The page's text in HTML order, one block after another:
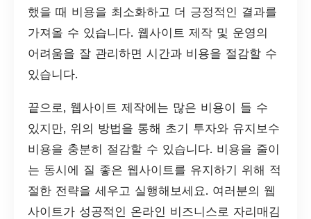
했을 때 비용을 최소화하고 더 긍정적인 결과를
가져올 수 있습니다. 웹사이트 제작 및 운영의
어려움을 잘 관리하면 시간과 비용을 절감할 수
있습니다.
끝으로, 웹사이트 제작에는 많은 비용이 들 수
있지만, 위의 방법을 통해 초기 투자와 유지보수
비용을 충분히 절감할 수 있습니다. 비용을 줄이
는 동시에 질 좋은 웹사이트를 유지하기 위해 적
절한 전략을 세우고 실행해보세요. 여러분의 웹
사이트가 성공적인 온라인 비즈니스로 자리매김